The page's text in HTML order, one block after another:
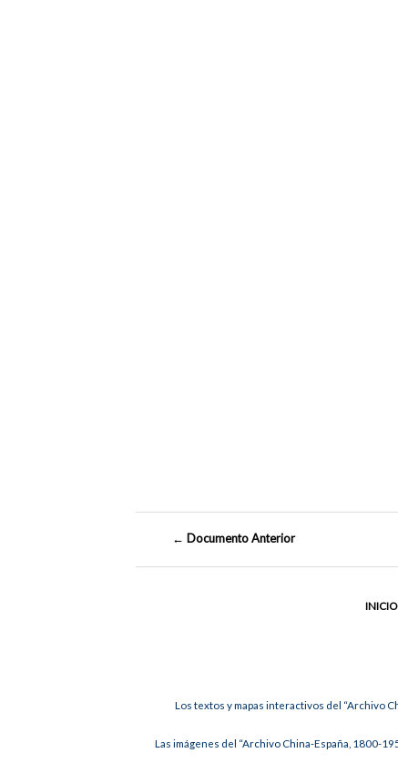
← Documento Anterior
INICIO
Los textos y mapas interactivos del “Archivo
Las imágenes del “Archivo China-España, 1800-